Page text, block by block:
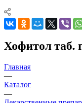
Хофитол таб.
Главная
—
Каталог
—